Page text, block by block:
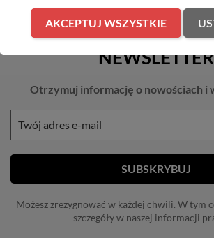
NEWSLETTER
Otrzymuj informację o nowościach i
Możesz zrezygnować w każdej chwili. W tym
szczegóły w naszej informacji
AKCEPTUJ WSZYSTKIE